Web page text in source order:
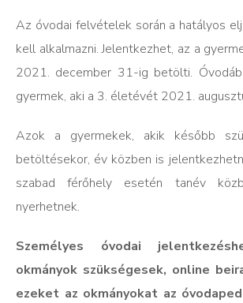
Az óvodai felvételek során a hatályos
kell alkalmazni. Jelentkezhet, az a
2021. december 31-ig betölti.
gyermek, aki a 3. életévét 2021.
Azok a gyermekek, akik később
betöltésekor, év közben is
szabad férőhely esetén tanév
nyerhetnek.
Személyes óvodai
okmányok szükségesek, online
ezeket az okmányokat az